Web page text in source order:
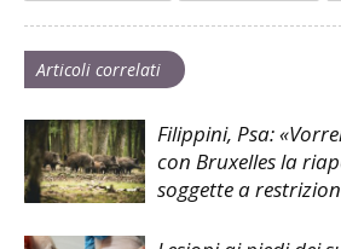
Articoli correlati
Filippini, Psa:
con Bruxelles la
soggette a